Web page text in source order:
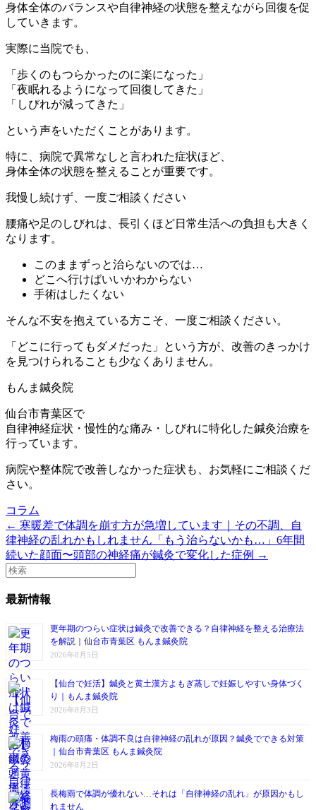
身体全体のバランスや自律神経の状態を整えながら回復を促
していきます。
実際に当院でも、
「歩くのもつらかったのに楽になった」
「夜眠れるようになって回復してきた」
「しびれが減ってきた」
という声をいただくことがあります。
特に、病院で異常なしと言われた症状ほど、
身体全体の状態を整えることが重要です。
我慢し続けず、一度ご相談ください
腰痛や足のしびれは、長引くほど日常生活への負担も大きく
なります。
このままずっと治らないのでは…
どこへ行けばいいかわからない
手術はしたくない
そんな不安を抱えている方こそ、一度ご相談ください。
「どこに行ってもダメだった」という方が、改善のきっかけ
を見つけられることも少なくありません。
もんま鍼灸院
仙台市青葉区で
自律神経症状・慢性的な痛み・しびれに特化した鍼灸治療を
行っています。
病院や整体院で改善しなかった症状も、お気軽にご相談くだ
さい。
コラム
← 寒暖差で体調を崩す方が急増しています｜その不調、自
律神経の乱れかもしれません 「もう治らないかも…」6年間
続いた顔面〜頭部の神経痛が鍼灸で変化した症例 →
最新情報
更年期のつらい症状は鍼灸で改善できる？自律神経を整える治療法
を解説｜仙台市青葉区 もんま鍼灸院
2026年8月5日
【仙台で妊活】鍼灸と黄土漢方よもぎ蒸しで妊娠しやすい身体づく
り｜もんま鍼灸院
2026年8月3日
梅雨の頭痛・体調不良は自律神経の乱れが原因？鍼灸でできる対策
｜仙台市青葉区 もんま鍼灸院
2026年8月2日
長梅雨で体調が優れない…それは「自律神経の乱れ」が原因かもし
れません